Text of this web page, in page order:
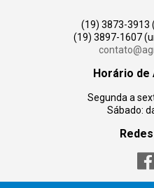
(19) 3873-3913
(19) 3897-1607
Horário de
Segunda a
Sábado: